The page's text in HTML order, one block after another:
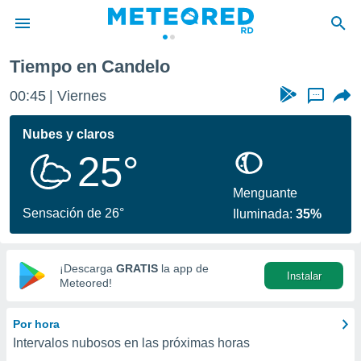
de
ha sido
calidad.
a este
las
y
digital
basada
Tiempo en Candelo
00:45 Viernes ...
Nubes y claros
25°
Sensación de 26°
Menguante
Iluminada:35%
¡Descarga GRATIS la app de
Meteored!
Instalar
Por hora
Intervalos nubosos en las próximas horas